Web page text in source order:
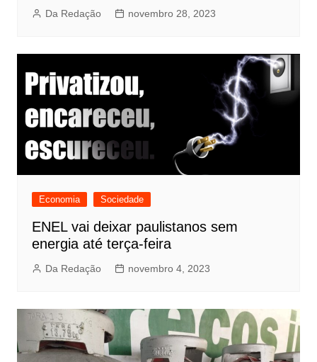
Da Redação novembro 28, 2023
Economia Sociedade
ENEL vai deixar paulistanos sem
energia até terça-feira
Da Redação novembro 4, 2023